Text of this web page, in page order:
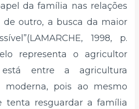
da família nas relações
de outro, a busca da maior
1998, p.
representa o agricultor
entre a agricultura
pois ao mesmo
tenta resguardar a família